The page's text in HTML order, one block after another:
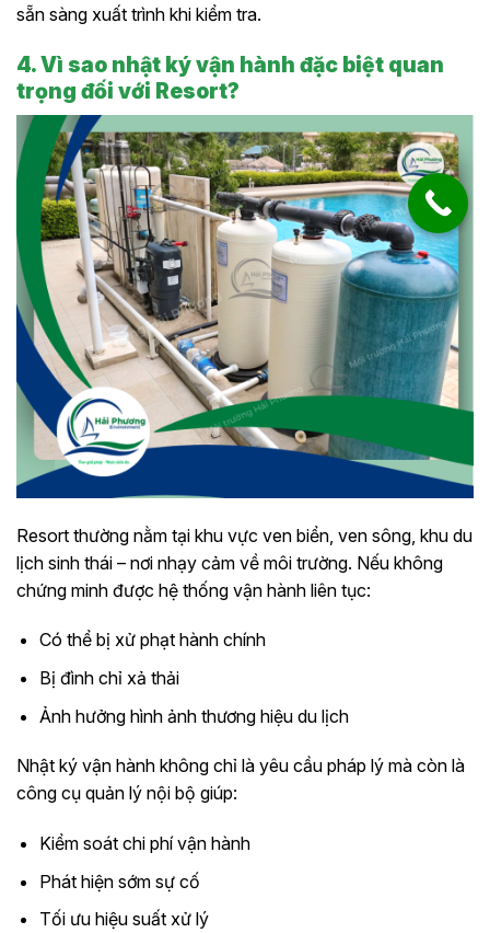
sẵn sàng xuất trình khi kiểm tra.
4. Vì sao nhật ký vận hành đặc biệt quan
trọng đối với Resort?
Resort thường nằm tại khu vực ven biển, ven sông, khu du
lịch sinh thái – nơi nhạy cảm về môi trường. Nếu không
chứng minh được hệ thống vận hành liên tục:
Có thể bị xử phạt hành chính
Bị đình chỉ xả thải
Ảnh hưởng hình ảnh thương hiệu du lịch
Nhật ký vận hành không chỉ là yêu cầu pháp lý mà còn là
công cụ quản lý nội bộ giúp:
Kiểm soát chi phí vận hành
Phát hiện sớm sự cố
Tối ưu hiệu suất xử lý